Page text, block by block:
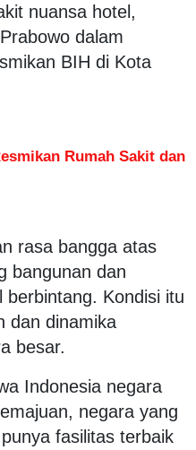
nuansa hotel,
dalam
BIH di Kota
Rumah Sakit dan
rasa bangga atas
bangunan dan
berbintang. Kondisi itu
dan dinamika
besar.
Indonesia negara
negara yang
fasilitas terbaik